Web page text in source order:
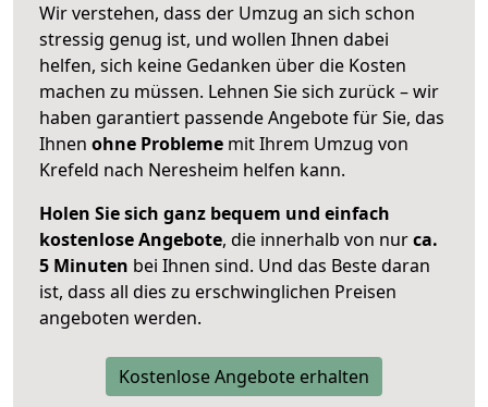
Wir verstehen, dass der Umzug an sich schon
stressig genug ist, und wollen Ihnen dabei
helfen, sich keine Gedanken über die Kosten
machen zu müssen. Lehnen Sie sich zurück – wir
haben garantiert passende Angebote für Sie, das
Ihnen ohne Probleme mit Ihrem Umzug von
Krefeld nach Neresheim helfen kann.
Holen Sie sich ganz bequem und einfach
kostenlose Angebote, die innerhalb von nurca.
5 Minuten bei Ihnen sind. Und das Beste daran
ist, dass all dies zu erschwinglichen Preisen
angeboten werden.
Kostenlose Angebote erhalten